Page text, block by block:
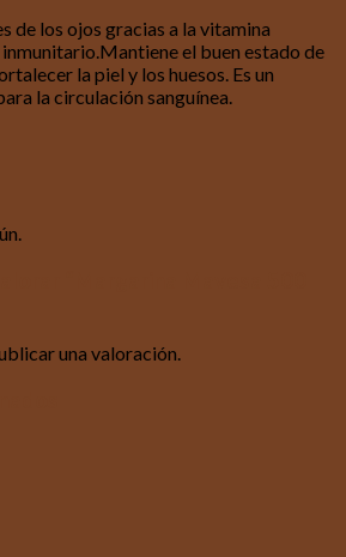
de los ojos gracias a la vitamina
el buen estado de
la piel y los huesos. Es un
la circulación sanguínea.
una valoración.